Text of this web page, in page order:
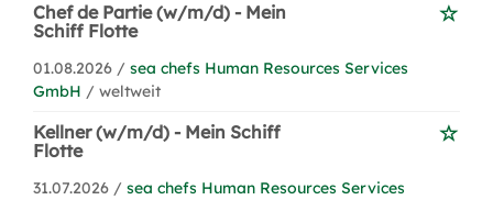
Chef de Partie (w/m/d) - Mein
Schiff Flotte
01.08.2026 / sea chefs Human Resources Services
GmbH / weltweit
Kellner (w/m/d) - Mein Schiff
Flotte
31.07.2026 / sea chefs Human Resources Services